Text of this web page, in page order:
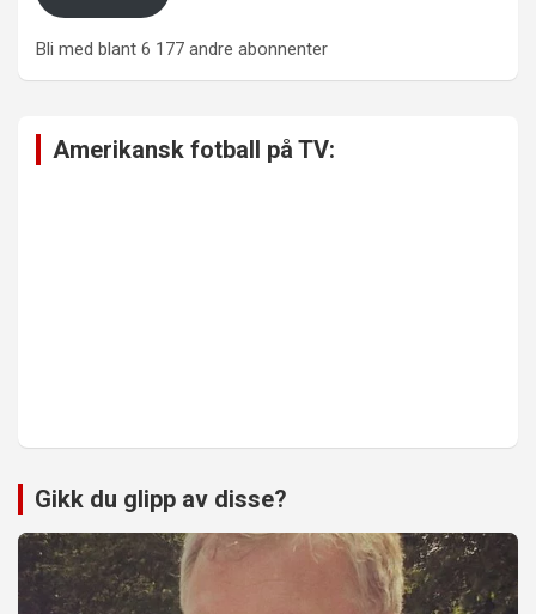
Bli med blant 6 177 andre abonnenter
Amerikansk fotball på TV:
Gikk du glipp av disse?